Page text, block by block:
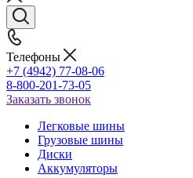
Телефоны
+7 (4942) 77-08-06
8-800-201-73-05
Заказать звонок
Легковые шины
Грузовые шины
Диски
Аккумуляторы